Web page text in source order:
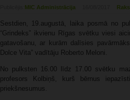
MIC Administrācija
Sestdien, 19.augustā, laika posmā no
“Grindeks” ikvienu Rīgas svētku viesi
gatavošanu, ar kurām dalīsies
Dolce Vita” vadītāju Roberto Meloni.
No pulksten 16.00 līdz 17.00 svētku
profesors Kolbiņš, kurš bērnus
priekšnesumus.